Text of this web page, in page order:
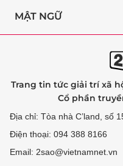
MẬT NGỮ
Trang tin tức giải trí xã
Cổ phần
Địa chỉ: Tòa nhà C’land, số
Điện thoại: 094 388 8166
Email: 2sao@vietnamnet.vn